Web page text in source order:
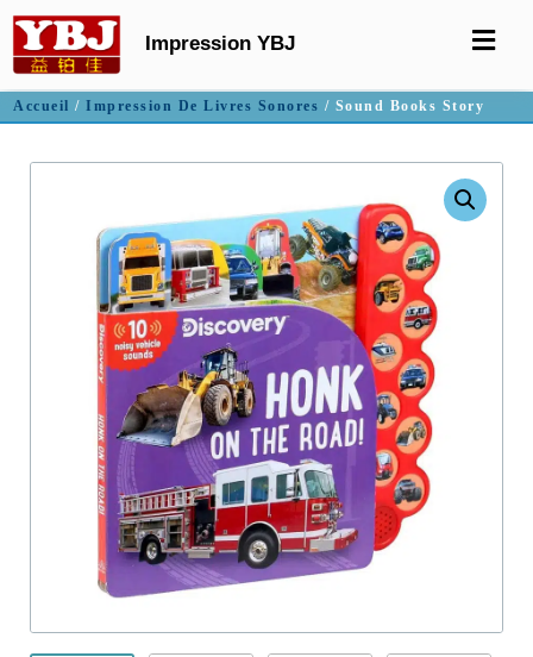
Impression YBJ
Accueil / Impression De Livres Sonores / Sound Books Story